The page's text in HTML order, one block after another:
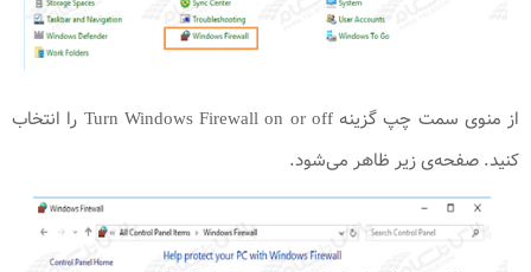
از منوی سمت چپ گزینه Turn Windows Firewall on or off را انتخاب
کنید. صفحه‌ی زیر ظاهر می‌شود.